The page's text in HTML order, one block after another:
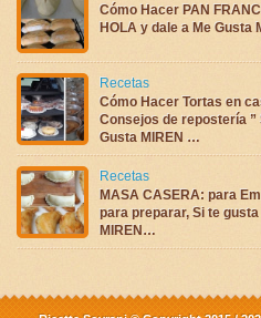
Cómo Hacer PAN
HOLA y dale a Me Gusta
Recetas
Cómo Hacer Tortas en
Consejos de repostería ”
Gusta MIREN …
Recetas
MASA CASERA: para
para preparar, Si te
MIREN…